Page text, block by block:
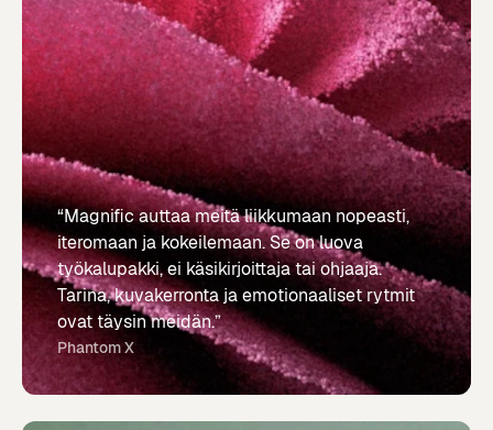
“Magnific auttaa meitä liikkumaan nopeasti,
iteromaan ja kokeilemaan. Se on luova
työkalupakki, ei käsikirjoittaja tai ohjaaja.
Tarina, kuvakerronta ja emotionaaliset rytmit
ovat täysin meidän.”
Phantom X